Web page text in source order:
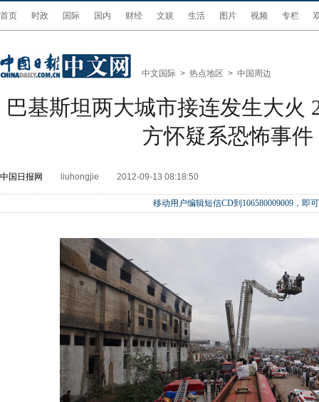
首页 时政 国际 国内 财经 文娱 生活 图片 视频 专栏
中文国际 > 热点地区 > 中国周边
巴基斯坦两大城市接连发生大火
方怀疑系恐怖事件
中国日报网 liuhongjie 2012-09-13 08:18:50
移动用户编辑短信CD到106580009009，即